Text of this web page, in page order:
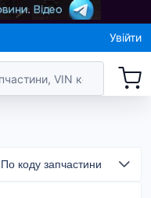
Увійти